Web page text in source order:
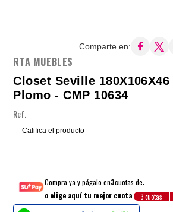
Comparte en:
RTA MUEBLES
Closet Seville 180X106X46
Plomo - CMP 10634
Ref.
Califica el producto
Compra ya y págalo en3cuotas de:
o elige aquí tu mejor cuota